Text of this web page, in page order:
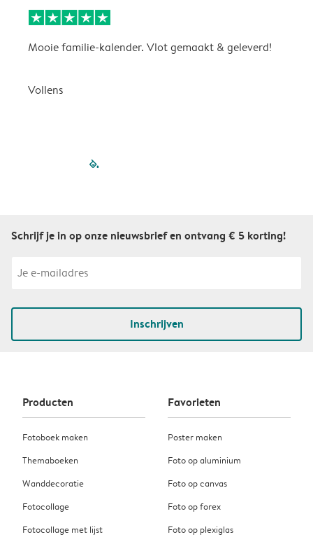
Mooie familie-kalender. Vlot gemaakt & geleverd!
Vollens
filled-pagination
Schrijf je in op onze nieuwsbrief en ontvang € 5 korting!
Inschrijven
Producten
Fotoboek maken
Themaboeken
Wanddecoratie
Fotocollage
Fotocollage met lijst
Favorieten
Poster maken
Foto op aluminium
Foto op canvas
Foto op forex
Foto op plexiglas